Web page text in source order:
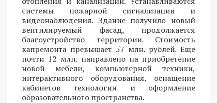
системы пожарной сигнализации и
видеонаблюдения. Здание получило новый
вентилируемый фасад, продолжается
благоустройство территории. Стоимость
капремонта превышает 57 млн. рублей. Еще
почти 12 млн. направлено на приобретение
новой мебели, компьютерной техники,
интерактивного оборудования, оснащение
кабинетов технологии и оформление
образовательного пространства.